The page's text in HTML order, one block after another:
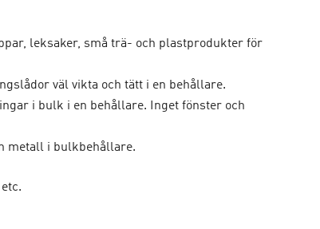
leksaker, små trä- och plastprodukter för
väl vikta och tätt i en behållare.
i bulk i en behållare. Inget fönster och
metall i bulkbehållare.